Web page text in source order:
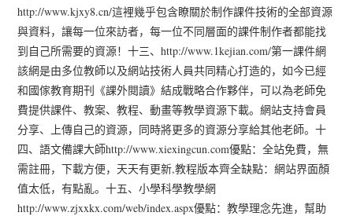
http://www.kjxy8.cn/這裡幾乎包含瞭關於制作課件技術的全部資源
與資料，讓每一位來訪者，每一位不同層面的課件制作者都能找
到自己所需要的資源！十三、http://www.1kejian.com/第一課件網
該網是由多位教師以及網站技術人員共同精心打造的，如今已經
和國傢教育期刊《課外閱讀》結成戰略合作夥伴，可以為老師免
費提供課件、教案、教程、動畫等教學資源下載。網站支持會員
分享、上傳自己的資源，同時將更多的資源分享給其他老師。十
四、語文備課大師http://www.xiexingcun.com優點：全站免費，無
需註冊，下載方便，天天有更新,教程版本齊全缺點：網站界面顏
值太低，有點亂。十五、小學科學教學網
http://www.zjxxkx.com/web/index.aspx優點：教學理念先進，幫助